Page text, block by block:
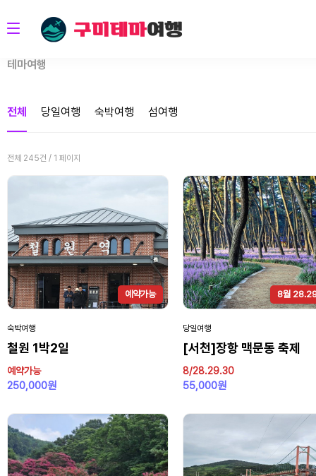
테마여행
전체 당일여행 숙박여행 섬여행
전체 245건 / 1 페이지
예약가능
숙박여행
철원 1박2일
예약가능
250,000원
8월
당일여행
[서천]장항 맥문동 축제
8/28.29.30
55,000원